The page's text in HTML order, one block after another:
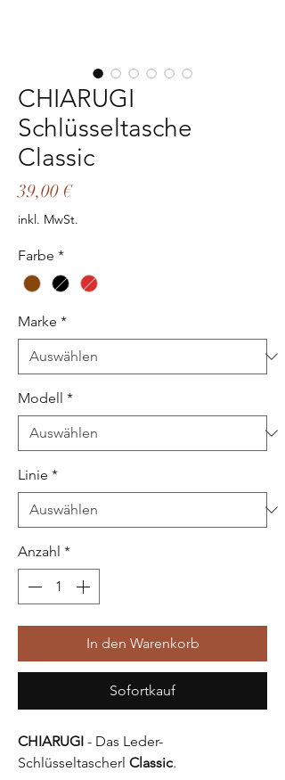
CHIARUGI
Schlüsseltasche
Classic
39,00 €Preis
inkl. MwSt.
Farbe *
Marke *
Modell *
Linie *
Anzahl *
In den Warenkorb
Sofortkauf
CHIARUGI - Das Leder-
Schlüsseltascherl Classic.